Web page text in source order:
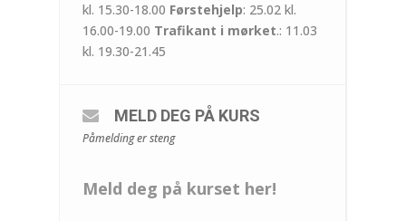
kl. 15.30-18.00 Førstehjelp: 25.02 kl.
16.00-19.00 Trafikant i mørket.: 11.03
kl. 19.30-21.45
MELD DEG PÅ KURS
Påmelding er steng
Meld deg på kurset her!